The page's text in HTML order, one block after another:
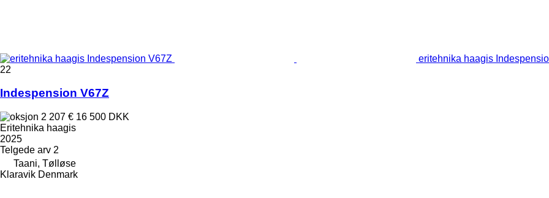
eritehnika haagis
22
Indespension V67Z
2 207 € 16 500 DKK
Eritehnika haagis
2025
Telgede arv 2
Taani, Tølløse
Klaravik Denmark